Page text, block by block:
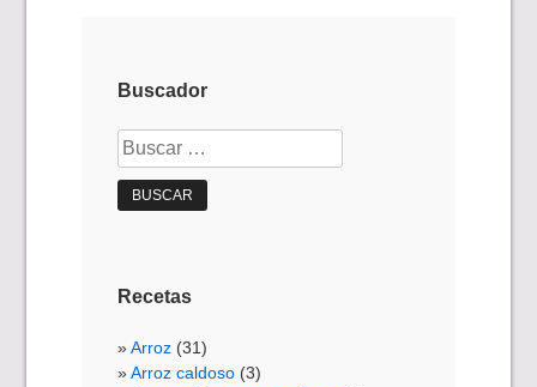
Buscador
Buscar:
Recetas
Arroz (31)
Arroz caldoso (3)